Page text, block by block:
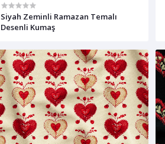
Siyah Zeminli Ramazan Temalı
Desenli Kumaş